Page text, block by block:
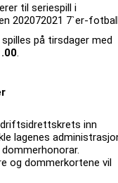
til seriespill i
202072021 7`er-
på tirsdager med
.
inn
lagenes
og dommerkortene vil